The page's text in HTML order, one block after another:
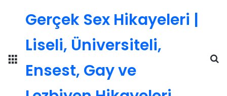
Gerçek Sex Hikayeleri |
Liseli, Üniversiteli,
Ensest, Gay ve